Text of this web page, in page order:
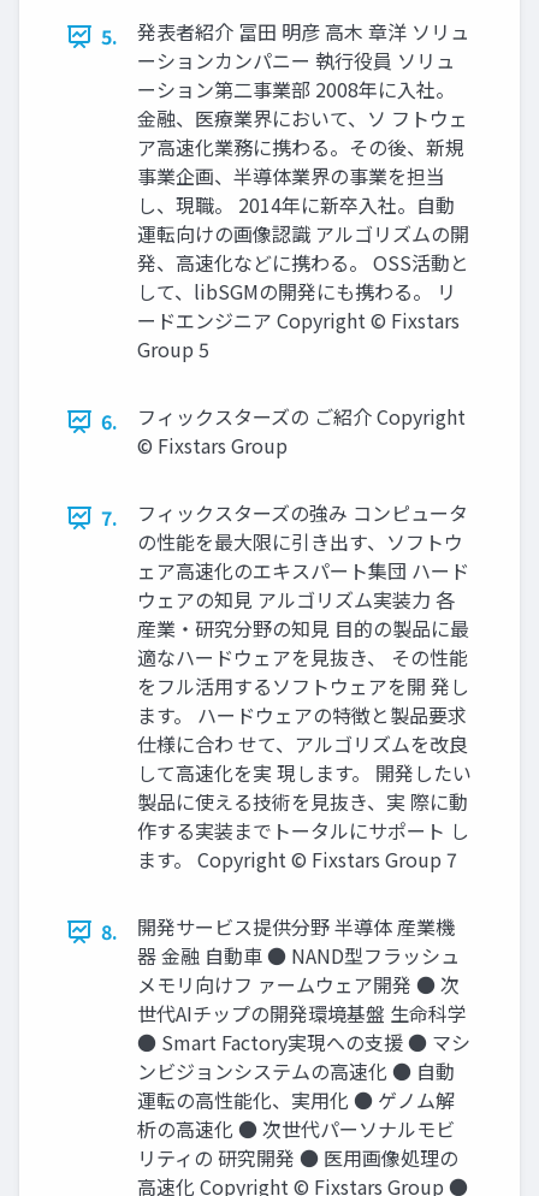
5.
発表者紹介 冨田 明彦 高木 章洋 ソリュ
ーションカンパニー 執行役員 ソリュ
ーション第二事業部 2008年に入社。
金融、医療業界において、ソ フトウェ
ア高速化業務に携わる。その後、新規
事業企画、半導体業界の事業を担当
し、現職。 2014年に新卒入社。自動
運転向けの画像認識 アルゴリズムの開
発、高速化などに携わる。 OSS活動と
して、libSGMの開発にも携わる。 リ
ードエンジニア Copyright © Fixstars
Group 5
6.
フィックスターズの ご紹介 Copyright
© Fixstars Group
7.
フィックスターズの強み コンピュータ
の性能を最大限に引き出す、ソフトウ
ェア高速化のエキスパート集団 ハード
ウェアの知見 アルゴリズム実装力 各
産業・研究分野の知見 目的の製品に最
適なハードウェアを見抜き、 その性能
をフル活用するソフトウェアを開 発し
ます。 ハードウェアの特徴と製品要求
仕様に合わ せて、アルゴリズムを改良
して高速化を実 現します。 開発したい
製品に使える技術を見抜き、実 際に動
作する実装までトータルにサポート し
ます。 Copyright © Fixstars Group 7
8.
開発サービス提供分野 半導体 産業機
器 金融 自動車 ● NAND型フラッシュ
メモリ向けフ ァームウェア開発 ● 次
世代AIチップの開発環境基盤 生命科学
● Smart Factory実現への支援 ● マシ
ンビジョンシステムの高速化 ● 自動
運転の高性能化、実用化 ● ゲノム解
析の高速化 ● 次世代パーソナルモビ
リティの 研究開発 ● 医用画像処理の
高速化 Copyright © Fixstars Group ●